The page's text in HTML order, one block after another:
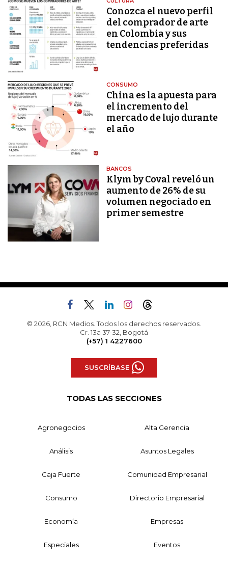
Conozca el nuevo perfil
del comprador de arte
en Colombia y sus
tendencias preferidas
CONSUMO
China es la apuesta para
el incremento del
mercado de lujo durante
el año
BANCOS
Klym by Coval reveló un
aumento de 26% de su
volumen negociado en
primer semestre
© 2026, RCN Medios. Todos los derechos reservados.
Cr. 13a 37-32, Bogotá
(+57) 1 4227600
SUSCRÍBASE
TODAS LAS SECCIONES
Agronegocios Alta Gerencia
Análisis Asuntos Legales
Caja Fuerte Comunidad Empresarial
Consumo Directorio Empresarial
Economía Empresas
Especiales Eventos